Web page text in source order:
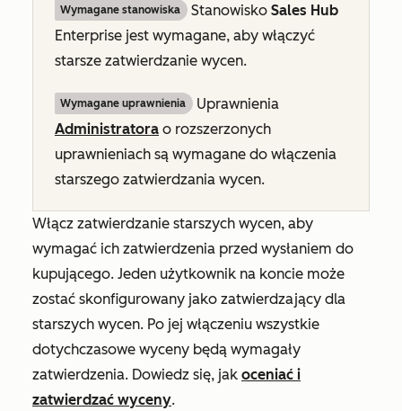
Wymagane stanowiska Stanowisko Sales Hub
Enterprise jest wymagane, aby włączyć
starsze zatwierdzanie wycen.
Wymagane uprawnienia
Uprawnienia
Administratora o rozszerzonych
uprawnieniach są wymagane do włączenia
starszego zatwierdzania wycen.
Włącz zatwierdzanie starszych wycen, aby
wymagać ich zatwierdzenia przed wysłaniem do
kupującego. Jeden użytkownik na koncie może
zostać skonfigurowany jako zatwierdzający dla
starszych wycen. Po jej włączeniu wszystkie
dotychczasowe wyceny będą wymagały
zatwierdzenia. Dowiedz się, jak oceniać i
zatwierdzać wyceny.